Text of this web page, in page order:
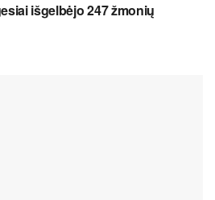
išgelbėjo 247 žmonių